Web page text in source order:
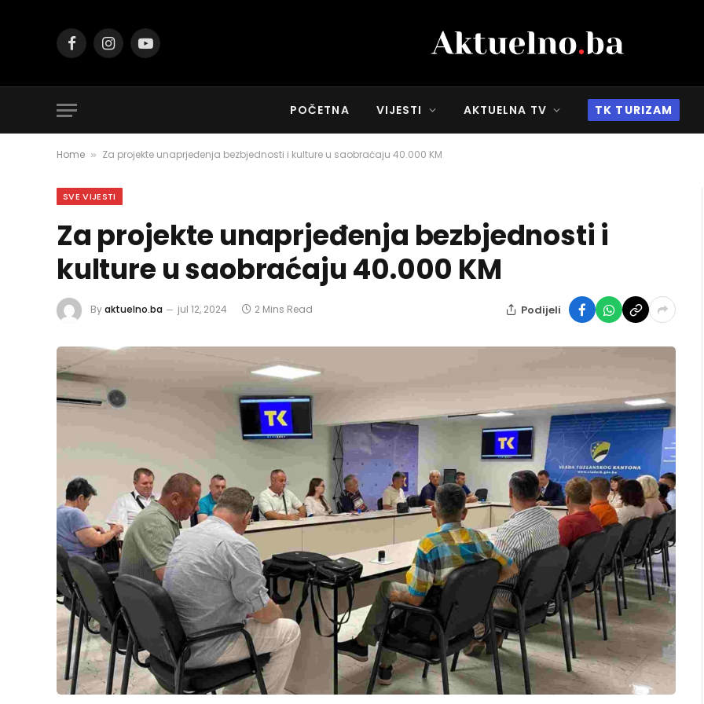
FacebookInstagramYouTube
POČETNA VIJESTI AKTUELNA TV TK TURIZAM
Home » Za projekte unaprjeđenja bezbjednosti i kulture u saobraćaju 40.000 KM
SVE VIJESTI
Za projekte unaprjeđenja bezbjednosti i
kulture u saobraćaju 40.000 KM
Byaktuelno.ba jul 12, 2024 2 Mins Read Podijeli